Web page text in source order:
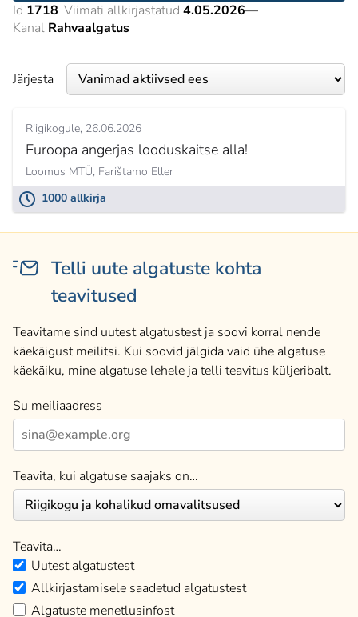
Id 1718 Viimati allkirjastatud 4.05.2026—
Kanal Rahvaalgatus
Järjesta
Riigikogule 26.06.2026
Euroopa angerjas looduskaitse alla!
Loomus MTÜ, Farištamo Eller
1000 allkirja
Telli uute algatuste kohta
teavitused
Teavitame sind uutest algatustest ja soovi korral nende
käekäigust meilitsi. Kui soovid jälgida vaid ühe algatuse
käekäiku, mine algatuse lehele ja telli teavitus küljeribalt.
Su meiliaadress
Teavita, kui algatuse saajaks on…
Teavita…
Uutest algatustest
Allkirjastamisele saadetud algatustest
Algatuste menetlusinfost